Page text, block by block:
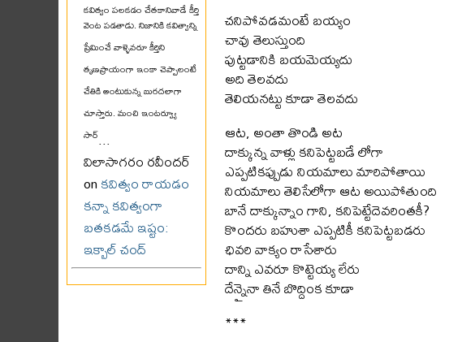
కవిత్వం పలకడం చేతకానివాడే కీర్తి
వెంట పడతాడు. నిజానికి కవిత్వాన్ని
ప్రేమించే వాళ్ళెవరూ కీర్తిని
తృణప్రాయంగా ఇంకా చెప్పాలంటే
చేతికి అంటుకున్న బురదలాగా
చూస్తారు. మంచి ఇంటర్వ్యూ
సార్...
విలాసాగరం రవీందర్
onకవిత్వం రాయడం
కన్నా కవిత్వంగా
బతకడమే ఇష్టం:
ఇక్బాల్ చంద్
చనిపోవడమంటే బయ్యం
చావు తెలుస్తుంది
పుట్టడానికి బయమెయ్యదు
అది తెలవదు
తెలియనట్టు కూడా తెలవదు
ఆట, అంతా తొండి అట
దాక్కున్న వాళ్లు కనిపెట్టబడే లోగా
ఎప్పటికప్పుడు నియమాలు మారిపోతాయి
నియమాలు తెలిసేలోగా ఆట అయిపోతుంది
బానే దాక్కున్నాం గాని, కనిపెట్టేదెవరింతకీ?
కొందరు బహుశా ఎప్పటికీ కనిపెట్టబడరు
ఛివరి వాక్యం రాసేశారు
దాన్ని ఎవరూ కొట్టెయ్య లేరు
దేన్నైనా తినే బొద్దింక కూడా
***